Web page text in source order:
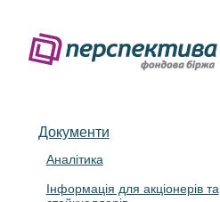
Документи
Аналітика
Інформація для акціонерів та